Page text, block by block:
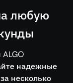
любую
надежные
несколько